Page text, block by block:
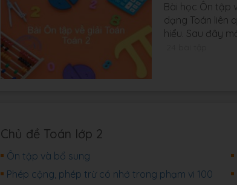
Bài học Ôn tập
dạng Toán liên
hiểu. Sau đây
Chủ đề Toán lớp 2
Ôn tập và bổ sung
Phép cộng, phép trừ có nhớ trong phạm vi 100